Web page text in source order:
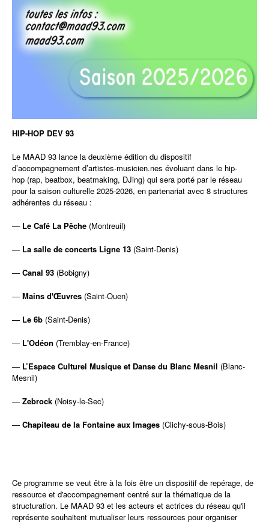
HIP-HOP DEV 93
Le MAAD 93 lance la deuxième édition du dispositif
d’accompagnement d’artistes-musicien.nes évoluant dans le hip-
hop (rap, beatbox, beatmaking, DJing) qui sera porté par le réseau
pour la saison culturelle 2025-2026, en partenariat avec 8 structures
adhérentes du réseau :
— Le Café La Pêche (Montreuil)
— La salle de concerts Ligne 13 (Saint-Denis)
— Canal 93 (Bobigny)
— Mains d'Œuvres (Saint-Ouen)
— Le 6b (Saint-Denis)
— L'Odéon (Tremblay-en-France)
— L’Espace Culturel Musique et Danse du Blanc Mesnil (Blanc-
Mesnil)
— Zebrock (Noisy-le-Sec)
— Chapiteau de la Fontaine aux Images (Clichy-sous-Bois)
Ce programme se veut être à la fois être un dispositif de repérage, de
ressource et d'accompagnement centré sur la thématique de la
structuration. Le MAAD 93 et les acteurs et actrices du réseau qu'il
représente souhaitent mutualiser leurs ressources pour organiser